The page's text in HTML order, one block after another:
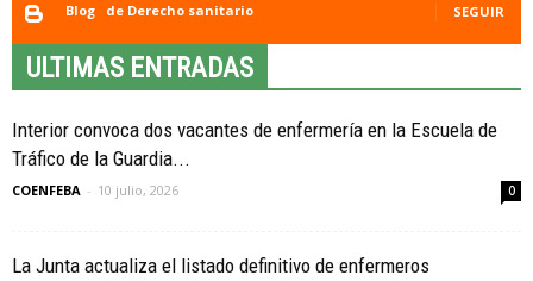
Blog de Derecho sanitario SEGUIR
ULTIMAS ENTRADAS
Interior convoca dos vacantes de enfermería en la Escuela de
Tráfico de la Guardia...
COENFEBA - 10 julio, 2026 0
La Junta actualiza el listado definitivo de enfermeros